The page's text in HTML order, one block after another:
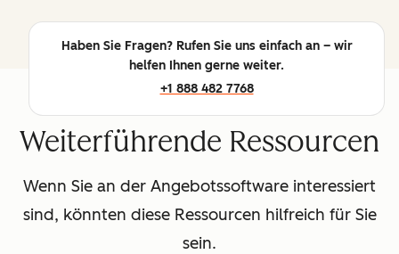
Haben Sie Fragen? Rufen Sie uns einfach an – wir
helfen Ihnen gerne weiter.
+1 888 482 7768
Weiterführende Ressourcen
Wenn Sie an der Angebotssoftware interessiert
sind, könnten diese Ressourcen hilfreich für Sie
sein.